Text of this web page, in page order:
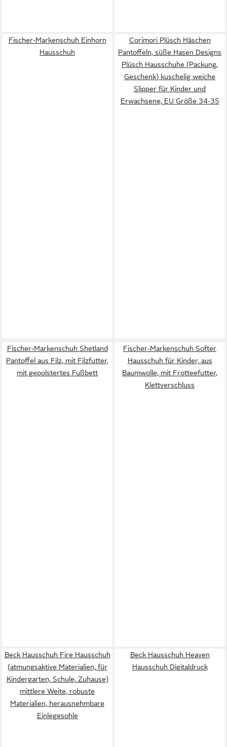
Fischer-Markenschuh Einhorn
Hausschuh
Corimori Plüsch Häschen
Pantoffeln, süße Hasen Designs
Plüsch Hausschuhe (Packung,
Geschenk) kuschelig weiche
Slipper für Kinder und
Erwachsene, EU Größe 34-35
Fischer-Markenschuh Shetland
Pantoffel aus Filz, mit Filzfutter,
mit gepolstertes Fußbett
Fischer-Markenschuh Softer
Hausschuh für Kinder, aus
Baumwolle, mit Frotteefutter,
Klettverschluss
Beck Hausschuh Fire Hausschuh
(atmungsaktive Materialien, für
Kindergarten, Schule, Zuhause)
mittlere Weite, robuste
Materialien, herausnehmbare
Einlegesohle
Beck Hausschuh Heaven
Hausschuh Digitaldruck